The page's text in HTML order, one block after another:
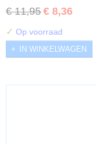
€ 11,95 € 8,36
✓ Op voorraad
IN WINKELWAGEN